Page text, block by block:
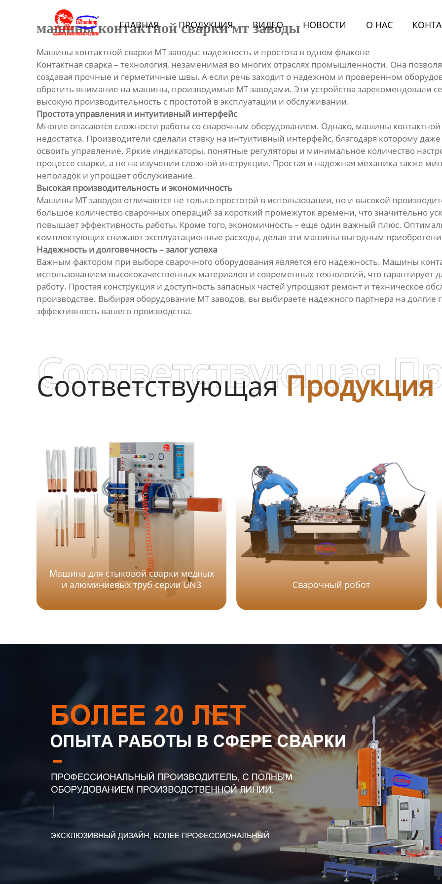
ГЛАВНАЯ ПРОДУКЦИЯ BИДЕО НОВОСТИ О HАС
Новости
Контакты
машины контактной сварки мт заводы
Машины контактной сварки МТ заводы: надежность и простота в одном флаконе
Контактная сварка – технология, незаменимая во многих отраслях промышленности. Она
создавая прочные и герметичные швы. А если речь заходит о надежном и проверенном
обратить внимание на машины, производимые МТ заводами. Эти устройства зарекомендовали
высокую производительность с простотой в эксплуатации и обслуживании.
Простота управления и интуитивный интерфейс
Многие опасаются сложности работы со сварочным оборудованием. Однако, машины
недостатка. Производители сделали ставку на интуитивный интерфейс, благодаря которому
освоить управление. Яркие индикаторы, понятные регуляторы и минимальное количество
процессе сварки, а не на изучении сложной инструкции. Простая и надежная механика также
неполадок и упрощает обслуживание.
Высокая производительность и экономичность
Машины МТ заводов отличаются не только простотой в использовании, но и высокой
большое количество сварочных операций за короткий промежуток времени, что значительно
повышает эффективность работы. Кроме того, экономичность – еще один важный плюс.
комплектующих снижают эксплуатационные расходы, делая эти машины выгодным
Надежность и долговечность – залог успеха
Важным фактором при выборе сварочного оборудования является его надежность. Машины
использованием высококачественных материалов и современных технологий, что
работу. Простая конструкция и доступность запасных частей упрощают ремонт и техническое
производстве. Выбирая оборудование МТ заводов, вы выбираете надежного партнера на долгие
эффективность вашего производства.
СоответствующаяПродукция
Соответствующая
Машина для стыковой сварки медных
и алюминиевых труб серии UN3
Сварочный робот